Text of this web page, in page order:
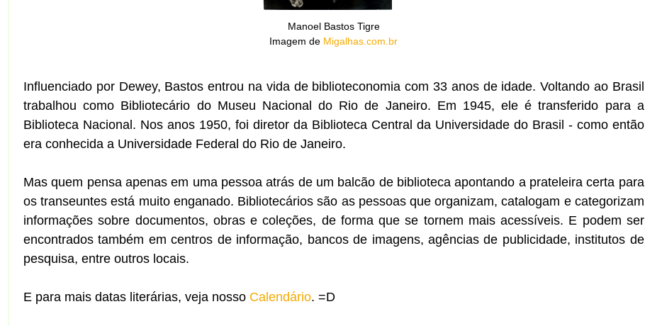
Manoel Bastos Tigre
Imagem de Migalhas.com.br
Influenciado por Dewey, Bastos entrou na vida de biblioteconomia com 33 anos de idade. Voltando ao Brasil
trabalhou como Bibliotecário do Museu Nacional do Rio de Janeiro. Em 1945, ele é transferido para a
Biblioteca Nacional. Nos anos 1950, foi diretor da Biblioteca Central da Universidade do Brasil - como então
era conhecida a Universidade Federal do Rio de Janeiro.
Mas quem pensa apenas em uma pessoa atrás de um balcão de biblioteca apontando a prateleira certa para
os transeuntes está muito enganado. Bibliotecários são as pessoas que organizam, catalogam e categorizam
informações sobre documentos, obras e coleções, de forma que se tornem mais acessíveis. E podem ser
encontrados também em centros de informação, bancos de imagens, agências de publicidade, institutos de
pesquisa, entre outros locais.
E para mais datas literárias, veja nosso Calendário. =D